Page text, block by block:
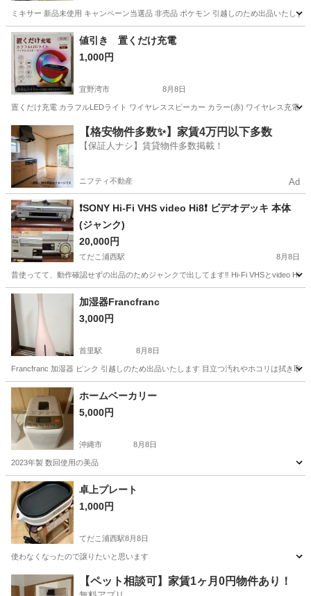
ミキサー 新品未使用 キャンペーン当選品 非売品 ポケモン 引越しのため出品いたしま
沖縄 島尻郡 首里駅 キッチン家電
値引き 置くだけ充電
1,000円
宜野湾市 8月8日
置くだけ充電 カラフルLEDライト ワイヤレススピーカー カラー(赤) ワイヤレス充電
沖縄 宜野湾市 電話、ＦＡＸ ワイヤレススピーカー
【格安物件多数✨】家賃4万円以下多数
【保証人ナシ】賃貸物件多数掲載！
ニフティ不動産 Ad
❗️SONY Hi-Fi VHS video Hi8❗️ ビデオデッキ 本体
(ジャンク)
20,000円
てだこ浦西駅 8月8日
昔使ってて、動作確認せずの出品のためジャンクで出してます‼️ Hi-Fi VHSとvideo
沖縄 国頭郡 てだこ浦西駅
加湿器Francfranc
3,000円
首里駅 8月8日
Francfranc 加湿器 ピンク 引越しのため出品いたします 目立つ汚れやホコリは拭き取
沖縄 島尻郡 首里駅 季節、空調家電
ホームベーカリー
5,000円
沖縄市 8月8日
2023年製 数回使用の美品
沖縄 沖縄市 キッチン家電
卓上プレート
1,000円
てだこ浦西駅8月8日
使わなくなったので譲りたいと思います
沖縄市 てだこ浦西駅 家電
【ペット相談可】家賃1ヶ月0円物件あり！